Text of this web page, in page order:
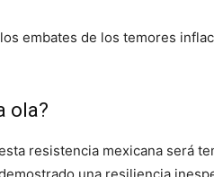
embates de los temores
ola?
resistencia mexicana será